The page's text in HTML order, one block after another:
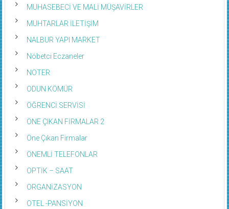
MUHASEBECİ VE MALİ MÜŞAVİRLER
MUHTARLAR İLETİŞİM
NALBUR YAPI MARKET
Nöbetci Eczaneler
NOTER
ODUN KÖMÜR
ÖĞRENCİ SERVİSİ
ÖNE ÇIKAN FİRMALAR 2
Öne Çıkan Firmalar
ÖNEMLİ TELEFONLAR
OPTİK – SAAT
ORGANİZASYON
OTEL -PANSİYON